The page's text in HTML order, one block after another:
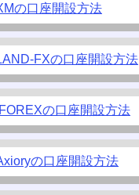
の口座開設方法
FXの口座開設方法
の口座開設方法
の口座開設方法